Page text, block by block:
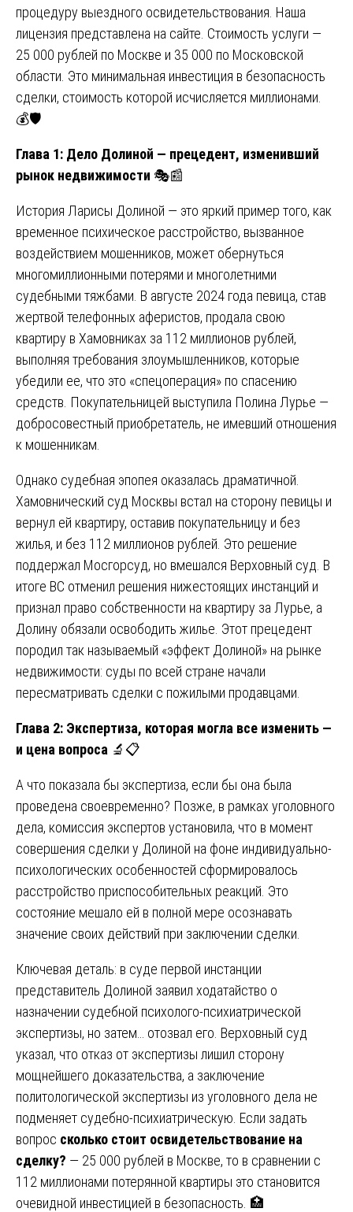
процедуру выездного освидетельствования. Наша
лицензия представлена на сайте. Стоимость услуги —
25 000 рублей по Москве и 35 000 по Московской
области. Это минимальная инвестиция в безопасность
сделки, стоимость которой исчисляется миллионами.
💰🛡️
Глава 1: Дело Долиной — прецедент, изменивший
рынок недвижимости 🎭📰
История Ларисы Долиной — это яркий пример того, как
временное психическое расстройство, вызванное
воздействием мошенников, может обернуться
многомиллионными потерями и многолетними
судебными тяжбами. В августе 2024 года певица, став
жертвой телефонных аферистов, продала свою
квартиру в Хамовниках за 112 миллионов рублей,
выполняя требования злоумышленников, которые
убедили ее, что это «спецоперация» по спасению
средств. Покупательницей выступила Полина Лурье —
добросовестный приобретатель, не имевший отношения
к мошенникам.
Однако судебная эпопея оказалась драматичной.
Хамовнический суд Москвы встал на сторону певицы и
вернул ей квартиру, оставив покупательницу и без
жилья, и без 112 миллионов рублей. Это решение
поддержал Мосгорсуд, но вмешался Верховный суд. В
итоге ВС отменил решения нижестоящих инстанций и
признал право собственности на квартиру за Лурье, а
Долину обязали освободить жилье. Этот прецедент
породил так называемый «эффект Долиной» на рынке
недвижимости: суды по всей стране начали
пересматривать сделки с пожилыми продавцами.
Глава 2: Экспертиза, которая могла все изменить —
и цена вопроса 🔬📋
А что показала бы экспертиза, если бы она была
проведена своевременно? Позже, в рамках уголовного
дела, комиссия экспертов установила, что в момент
совершения сделки у Долиной на фоне индивидуально-
психологических особенностей сформировалось
расстройство приспособительных реакций. Это
состояние мешало ей в полной мере осознавать
значение своих действий при заключении сделки.
Ключевая деталь: в суде первой инстанции
представитель Долиной заявил ходатайство о
назначении судебной психолого-психиатрической
экспертизы, но затем… отозвал его. Верховный суд
указал, что отказ от экспертизы лишил сторону
мощнейшего доказательства, а заключение
политологической экспертизы из уголовного дела не
подменяет судебно-психиатрическую. Если задать
вопрос сколько стоит освидетельствование на
сделку? — 25 000 рублей в Москве, то в сравнении с
112 миллионами потерянной квартиры это становится
очевидной инвестицией в безопасность. 🏥